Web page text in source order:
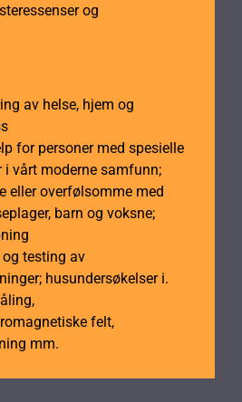
og
av helse, hjem og
for personer med spesielle
i vårt moderne samfunn;
eller overfølsomme med
barn og voksne;
testing av
husundersøkelser i.
felt,
mm.